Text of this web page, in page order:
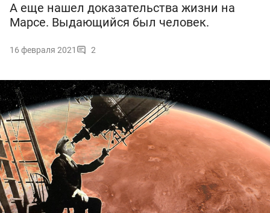
А еще нашел доказательства жизни на
Марсе. Выдающийся был человек.
16 февраля 2021 2